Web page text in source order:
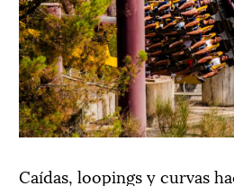
Caídas, loopings y curvas